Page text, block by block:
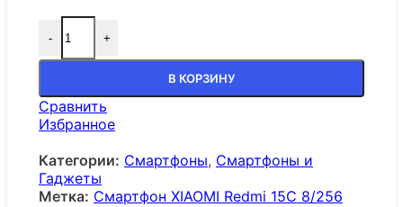
- +
В КОРЗИНУ
Сравнить
Избранное
Категории: Смартфоны, Смартфоны и
Гаджеты
Метка: Смартфон XIAOMI Redmi 15C 8/256